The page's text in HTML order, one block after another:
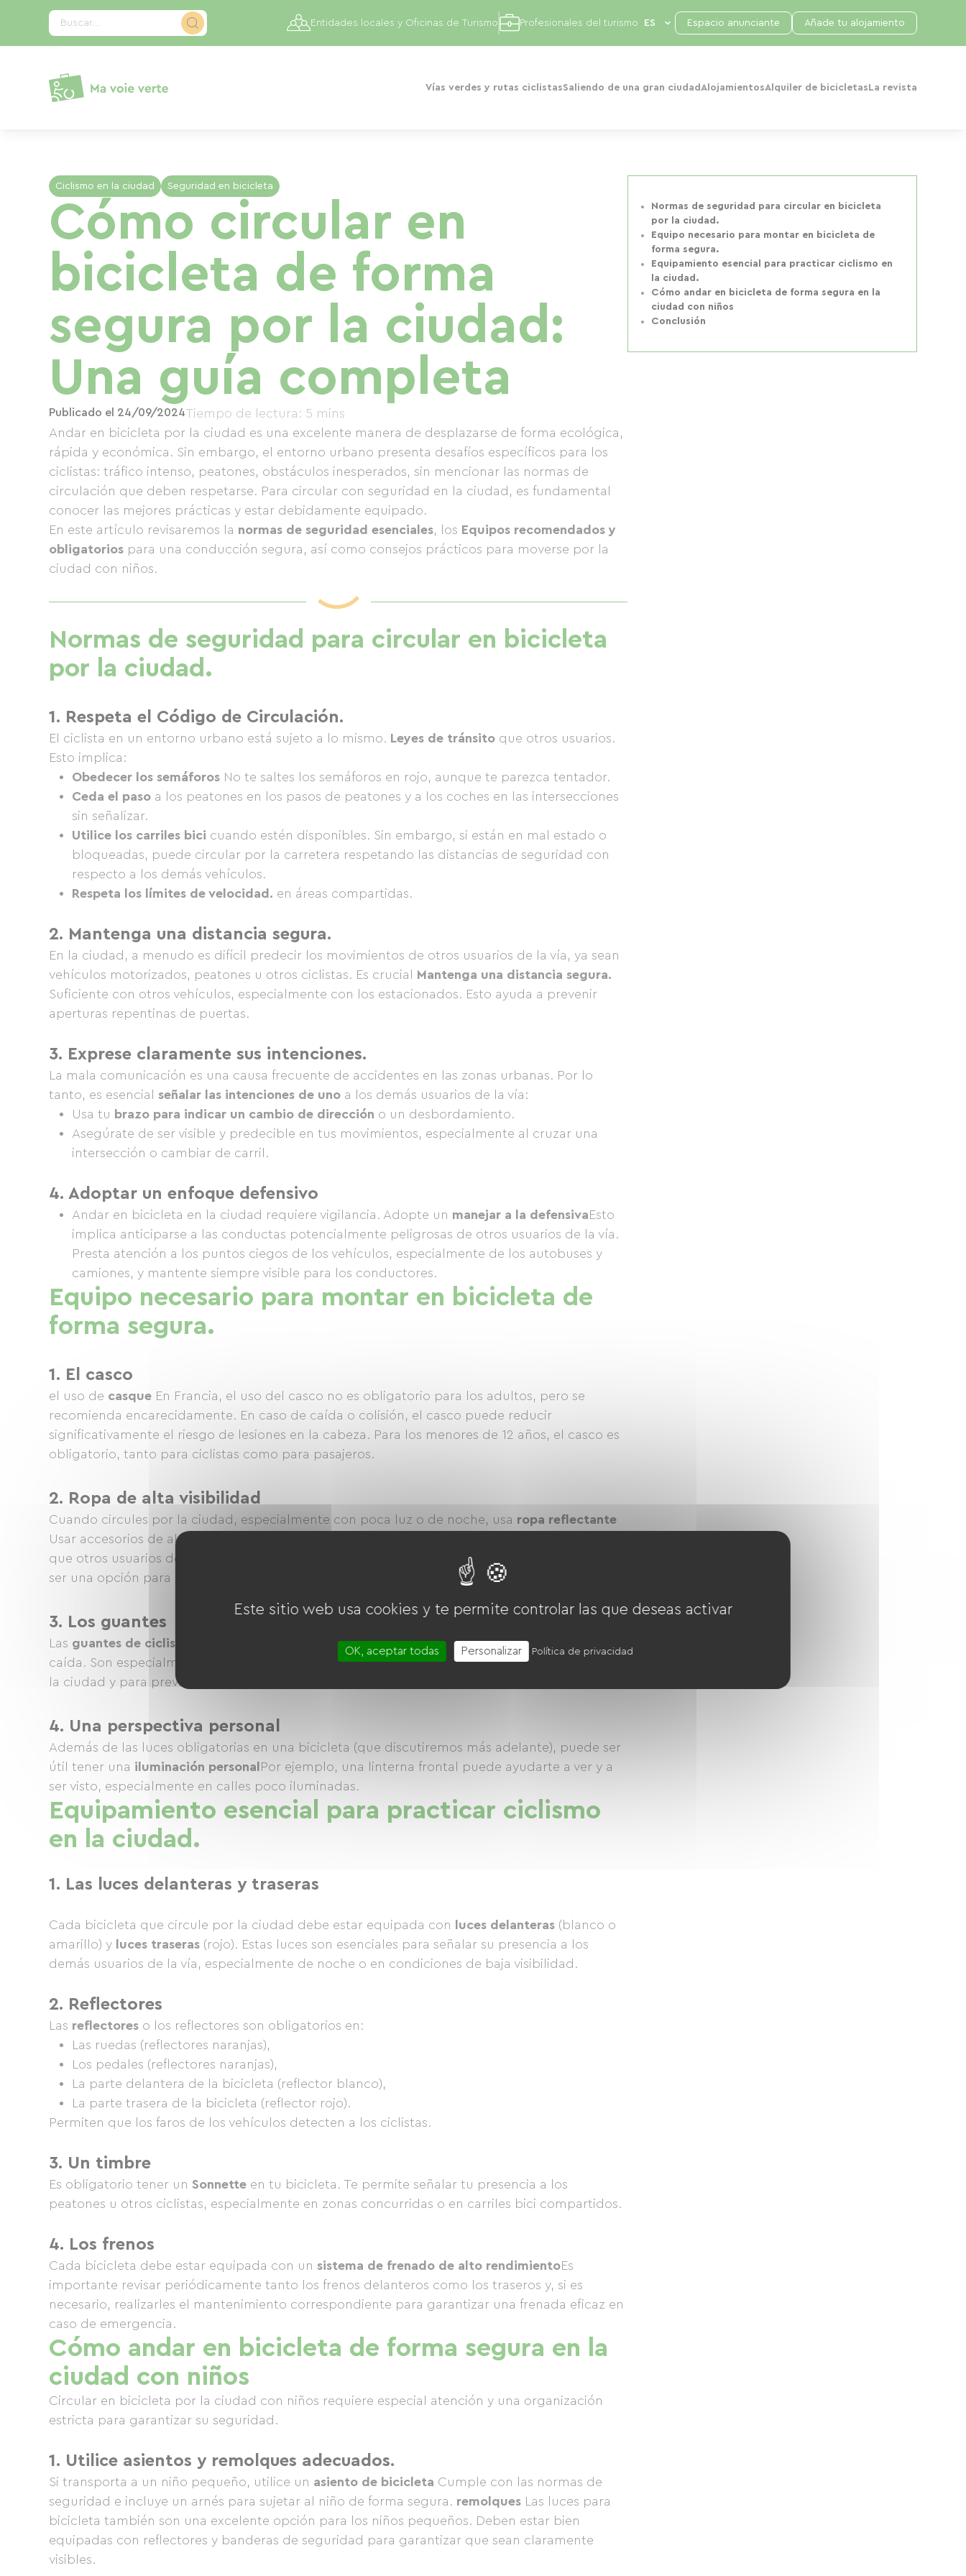
Buscar...
Vías verdes y rutas ciclistasSaliendo de una gran ciudad AlojamientosAlquiler de bicicletas La revista
Entidades locales y Oficinas de Turismo Profesionales del turismo Espacio anunciante Añade tu alojamiento
Ciclismo en la ciudad Seguridad en bicicleta
Cómo circular en
bicicleta de forma
segura por la ciudad:
Una guía completa
Publicado el 24/09/2024Tiempo de lectura: 5 mins
Andar en bicicleta por la ciudad es una excelente manera de desplazarse de forma ecológica,
rápida y económica. Sin embargo, el entorno urbano presenta desafíos específicos para los
ciclistas: tráfico intenso, peatones, obstáculos inesperados, sin mencionar las normas de
circulación que deben respetarse. Para circular con seguridad en la ciudad, es fundamental
conocer las mejores prácticas y estar debidamente equipado.
En este artículo revisaremos la normas de seguridad esenciales, los Equipos recomendados y
obligatorios para una conducción segura, así como consejos prácticos para moverse por la
ciudad con niños.
Normas de seguridad para circular en bicicleta
por la ciudad.
1. Respeta el Código de Circulación.
El ciclista en un entorno urbano está sujeto a lo mismo. Leyes de tránsito que otros usuarios.
Esto implica:
Obedecer los semáforos No te saltes los semáforos en rojo, aunque te parezca tentador.
Ceda el paso a los peatones en los pasos de peatones y a los coches en las intersecciones
sin señalizar.
Utilice los carriles bici cuando estén disponibles. Sin embargo, si están en mal estado o
bloqueadas, puede circular por la carretera respetando las distancias de seguridad con
respecto a los demás vehículos.
Respeta los límites de velocidad. en áreas compartidas.
2. Mantenga una distancia segura.
En la ciudad, a menudo es difícil predecir los movimientos de otros usuarios de la vía, ya sean
vehículos motorizados, peatones u otros ciclistas. Es crucial Mantenga una distancia segura.
Suficiente con otros vehículos, especialmente con los estacionados. Esto ayuda a prevenir
aperturas repentinas de puertas.
3. Exprese claramente sus intenciones.
La mala comunicación es una causa frecuente de accidentes en las zonas urbanas. Por lo
tanto, es esencial señalar las intenciones de uno a los demás usuarios de la vía:
Usa tu brazo para indicar un cambio de dirección o un desbordamiento.
Asegúrate de ser visible y predecible en tus movimientos, especialmente al cruzar una
intersección o cambiar de carril.
4. Adoptar un enfoque defensivo
Andar en bicicleta en la ciudad requiere vigilancia. Adopte un manejar a la defensivaEsto
implica anticiparse a las conductas potencialmente peligrosas de otros usuarios de la vía.
Presta atención a los puntos ciegos de los vehículos, especialmente de los autobuses y
camiones, y mantente siempre visible para los conductores.
Equipo necesario para montar en bicicleta de
forma segura.
1. El casco
el uso de casque En Francia, el uso del casco no es obligatorio para los adultos, pero se
recomienda encarecidamente. En caso de caída o colisión, el casco puede reducir
significativamente el riesgo de lesiones en la cabeza. Para los menores de 12 años, el casco es
obligatorio, tanto para ciclistas como para pasajeros.
2. Ropa de alta visibilidad
Cuando circules por la ciudad, especialmente con poca luz o de noche, usa ropa reflectante
Usar accesorios de alta visibilidad, como un chaleco amarillo, aumenta las probabilidades de
que otros usuarios de la vía te vean. Los brazaletes o cinturones reflectantes también pueden
ser una opción para mejorar tu visibilidad.
3. Los guantes
Las guantes de ciclismo
Ofrecen un mejor agarre al manillar y protegen las manos en caso de
caída. Son especialmente útiles para absorber las vibraciones durante los trayectos largos por
la ciudad y para prevenir ampollas.
4. Una perspectiva personal
Además de las luces obligatorias en una bicicleta (que discutiremos más adelante), puede ser
útil tener una iluminación personal Por ejemplo, una linterna frontal puede ayudarte a ver y a
ser visto, especialmente en calles poco iluminadas.
Equipamiento esencial para practicar ciclismo
en la ciudad.
1. Las luces delanteras y traseras
Cada bicicleta que circule por la ciudad debe estar equipada con luces delanteras (blanco o
amarillo) y
luces traseras (rojo). Estas luces son esenciales para señalar su presencia a los
demás usuarios de la vía, especialmente de noche o en condiciones de baja visibilidad.
2. Reflectores
Las reflectores o los reflectores son obligatorios en:
Las ruedas (reflectores naranjas),
Los pedales (reflectores naranjas),
La parte delantera de la bicicleta (reflector blanco),
La parte trasera de la bicicleta (reflector rojo).
Permiten que los faros de los vehículos detecten a los ciclistas.
3. Un timbre
Es obligatorio tener un Sonnette en tu bicicleta. Te permite señalar tu presencia a los
peatones u otros ciclistas, especialmente en zonas concurridas o en carriles bici compartidos.
4. Los frenos
Cada bicicleta debe estar equipada con un sistema de frenado de alto rendimientoEs
importante revisar periódicamente tanto los frenos delanteros como los traseros y, si es
necesario, realizarles el mantenimiento correspondiente para garantizar una frenada eficaz en
caso de emergencia.
Cómo andar en bicicleta de forma segura en la
ciudad con niños
Circular en bicicleta por la ciudad con niños requiere especial atención y una organización
estricta para garantizar su seguridad.
1. Utilice asientos y remolques adecuados.
Si transporta a un niño pequeño, utilice un asiento de bicicleta Cumple con las normas de
seguridad e incluye un arnés para sujetar al niño de forma segura. remolques Las luces para
bicicleta también son una excelente opción para los niños pequeños. Deben estar bien
equipadas con reflectores y banderas de seguridad para garantizar que sean claramente
visibles.
Normas de seguridad para circular en bicicleta
por la ciudad.
Equipo necesario para montar en bicicleta de
forma segura.
Equipamiento esencial para practicar ciclismo en
la ciudad.
Cómo andar en bicicleta de forma segura en la
ciudad con niños
Conclusión
Panel de gestión de cookies
Este sitio web usa cookies y te permite controlar las que deseas activar
OK, aceptar todas Personalizar Política de privacidad